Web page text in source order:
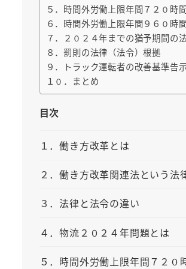
５．時間外労働上限年間７２０時
６．時間外労働上限年間９６０時
７．２０２４年までの猶予期間の
８．罰則の法律（法令）根拠
９．トラック運転者の改善基準告
１０．まとめ
目次
１．働き方改革とは
２．働き方改革関連法という法
３．法律と法令の違い
４．物流２０２４年問題とは
５．時間外労働上限年間７２０